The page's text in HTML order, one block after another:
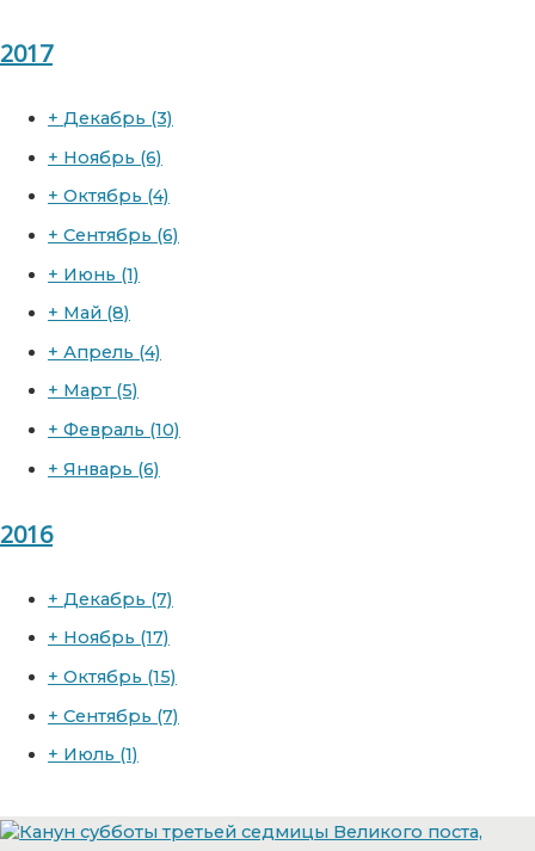
2017
+ Декабрь (3)
+ Ноябрь (6)
+ Октябрь (4)
+ Сентябрь (6)
+ Июнь (1)
+ Май (8)
+ Апрель (4)
+ Март (5)
+ Февраль (10)
+ Январь (6)
2016
+ Декабрь (7)
+ Ноябрь (17)
+ Октябрь (15)
+ Сентябрь (7)
+ Июль (1)